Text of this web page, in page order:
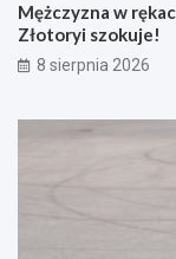
Mężczyzna w
Złotoryi szokuje!
8 sierpnia 2026